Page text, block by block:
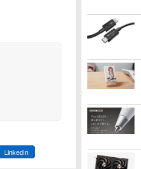
LinkedIn